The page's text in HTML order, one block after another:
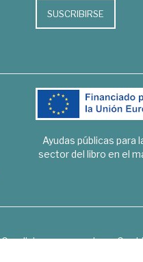
SUSCRIBIRSE
Ayudas públicas para
sector del libro en el
Condiciones generales